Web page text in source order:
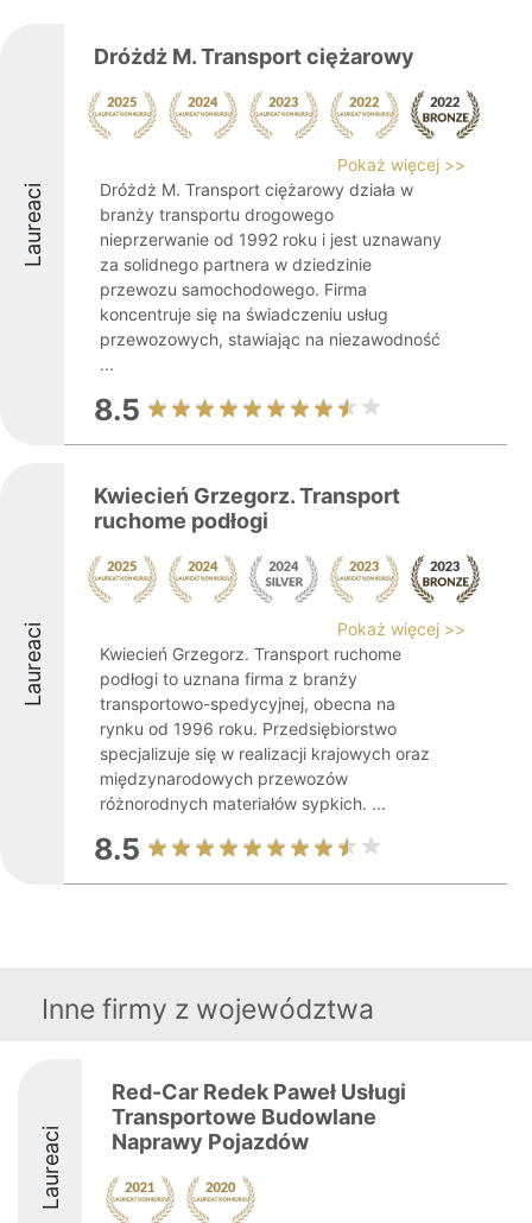
Laureaci
Dróżdż M. Transport ciężarowy
Pokaż więcej >>
Dróżdż M. Transport ciężarowy działa w
branży transportu drogowego
nieprzerwanie od 1992 roku i jest uznawany
za solidnego partnera w dziedzinie
przewozu samochodowego. Firma
koncentruje się na świadczeniu usług
przewozowych, stawiając na niezawodność
...
8.5
Laureaci
Kwiecień Grzegorz. Transport
ruchome podłogi
Pokaż więcej >>
Kwiecień Grzegorz. Transport ruchome
podłogi to uznana firma z branży
transportowo-spedycyjnej, obecna na
rynku od 1996 roku. Przedsiębiorstwo
specjalizuje się w realizacji krajowych oraz
międzynarodowych przewozów
różnorodnych materiałów sypkich. ...
8.5
Inne firmy z województwa
Laureaci
Red-Car Redek Paweł Usługi
Transportowe Budowlane
Naprawy Pojazdów